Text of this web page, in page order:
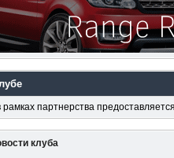
рамках партнерства
клуба